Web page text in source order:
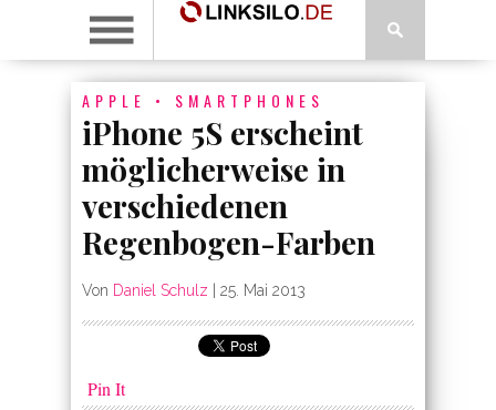
APPLE • SMARTPHONES
iPhone 5S erscheint
möglicherweise in
verschiedenen
Regenbogen-Farben
Von Daniel Schulz 25. Mai 2013
Pin It